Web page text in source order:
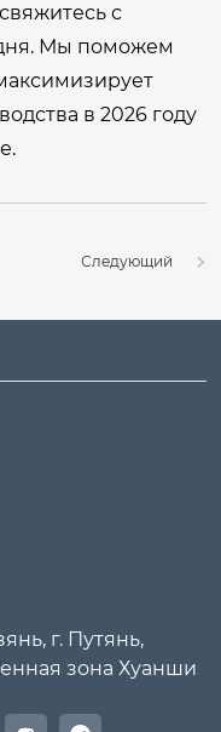
свяжитесь с
. Мы поможем
в 2026 году
Следующий
г. Путянь,
зона Хуанши